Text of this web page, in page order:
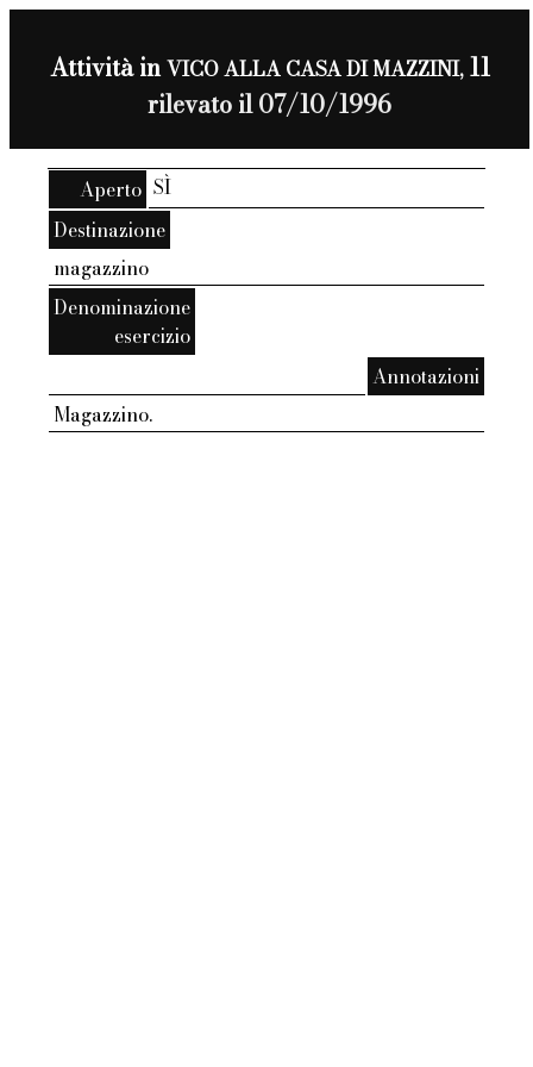
Attività inVICO ALLA CASA DI MAZZINI,11
rilevato il 07/10/1996
Aperto SÌ
Destinazione
magazzino
Denominazione
esercizio
Annotazioni
Magazzino.